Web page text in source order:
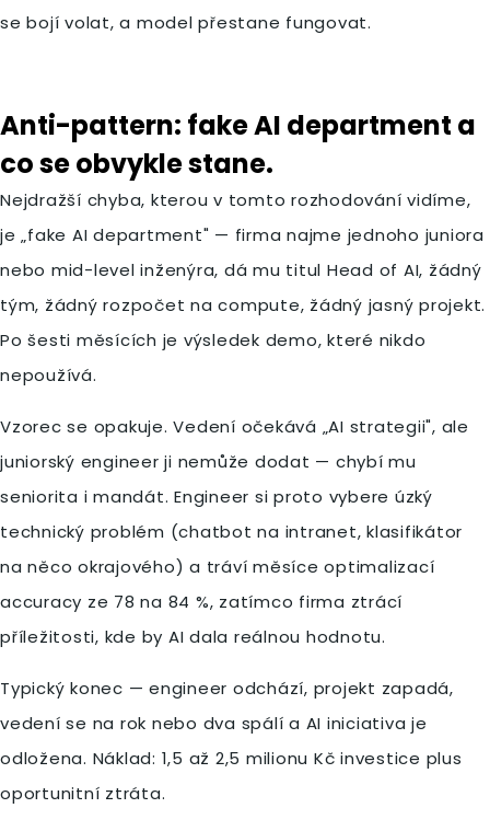
se bojí volat, a model přestane fungovat.
Anti-pattern: fake AI department a
co se obvykle stane.
Nejdražší chyba, kterou v tomto rozhodování vidíme,
je „fake AI department" — firma najme jednoho juniora
nebo mid-level inženýra, dá mu titul Head of AI, žádný
tým, žádný rozpočet na compute, žádný jasný projekt.
Po šesti měsících je výsledek demo, které nikdo
nepoužívá.
Vzorec se opakuje. Vedení očekává „AI strategii", ale
juniorský engineer ji nemůže dodat — chybí mu
seniorita i mandát. Engineer si proto vybere úzký
technický problém (chatbot na intranet, klasifikátor
na něco okrajového) a tráví měsíce optimalizací
accuracy ze 78 na 84 %, zatímco firma ztrácí
příležitosti, kde by AI dala reálnou hodnotu.
Typický konec — engineer odchází, projekt zapadá,
vedení se na rok nebo dva spálí a AI iniciativa je
odložena. Náklad: 1,5 až 2,5 milionu Kč investice plus
oportunitní ztráta.